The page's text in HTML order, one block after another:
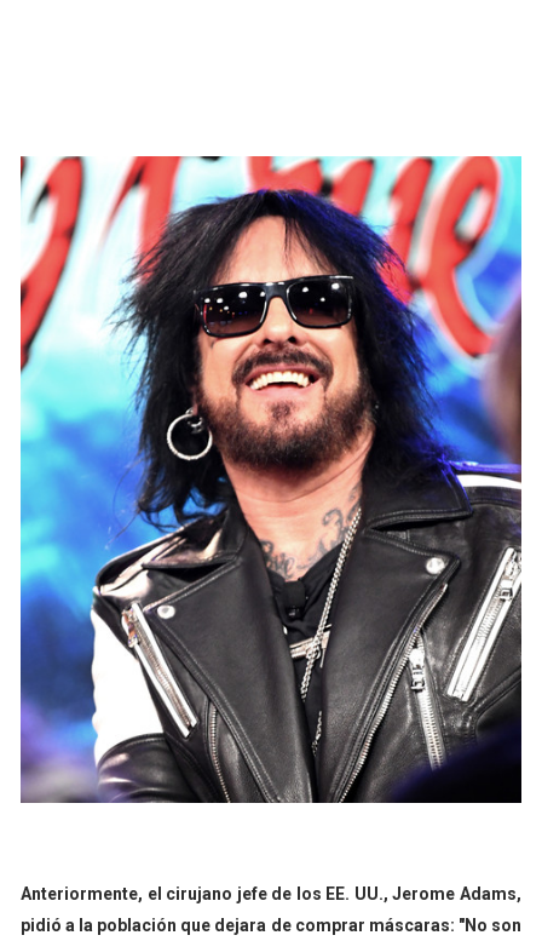
Anteriormente, el cirujano jefe de los EE. UU., Jerome Adams,
pidió a la población que dejara de comprar máscaras: "No son